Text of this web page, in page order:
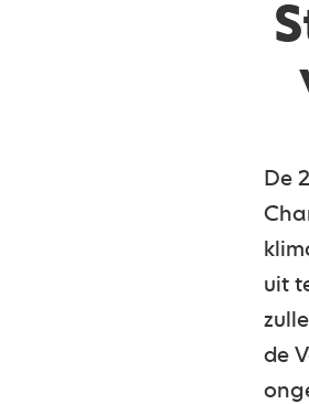
De
uit
de